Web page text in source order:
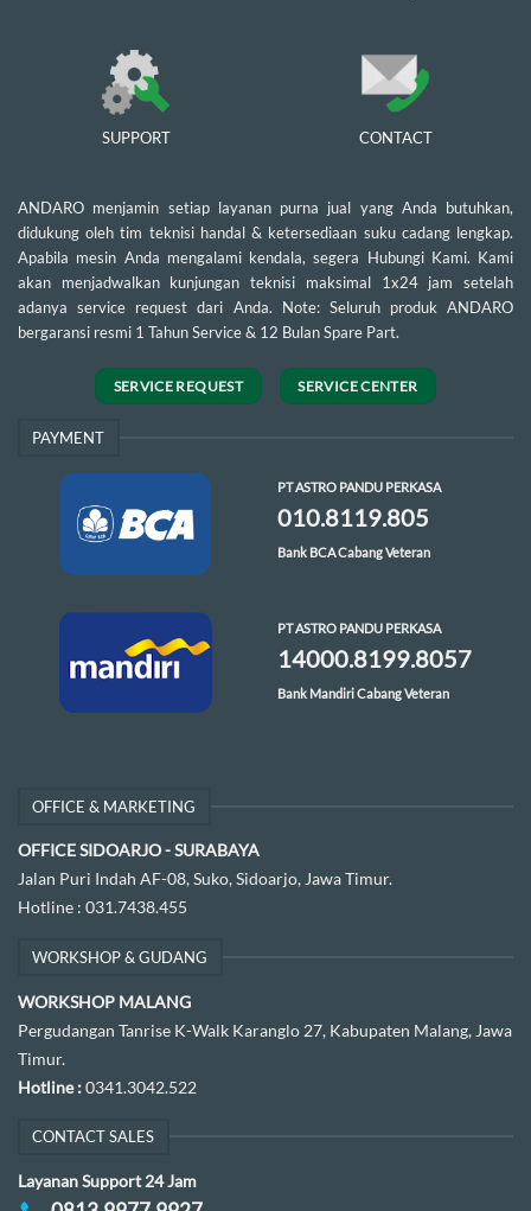
SUPPORT CONTACT
ANDARO menjamin setiap layanan purna jual yang Anda butuhkan,
didukung oleh tim teknisi handal & ketersediaan suku cadang lengkap.
Apabila mesin Anda mengalami kendala, segera Hubungi Kami. Kami
akan menjadwalkan kunjungan teknisi maksimal 1x24 jam setelah
adanya service request dari Anda. Note: Seluruh produk ANDARO
bergaransi resmi 1 Tahun Service & 12 Bulan Spare Part.
SERVICE REQUEST SERVICE CENTER
PAYMENT
PT ASTRO PANDU PERKASA
010.8119.805
Bank BCA Cabang Veteran
PT ASTRO PANDU PERKASA
14000.8199.8057
Bank Mandiri Cabang Veteran
OFFICE & MARKETING
OFFICE SIDOARJO - SURABAYA
Jalan Puri Indah AF-08, Suko, Sidoarjo, Jawa Timur.
Hotline : 031.7438.455
WORKSHOP & GUDANG
WORKSHOP MALANG
Pergudangan Tanrise K-Walk Karanglo 27, Kabupaten Malang, Jawa
Timur.
Hotline :0341.3042.522
CONTACT SALES
Layanan Support 24 Jam